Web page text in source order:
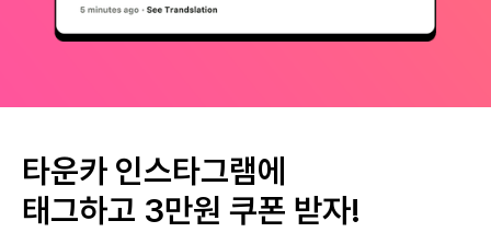
타운카 인스타그램에
태그하고 3만원 쿠폰 받자!